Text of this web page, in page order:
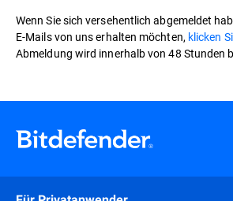
Wenn Sie sich versehentlich abgemeldet
E-Mails von uns erhalten möchten, klicken
Abmeldung wird innerhalb von 48 Stunden